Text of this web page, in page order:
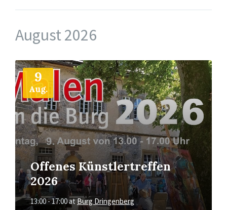
August 2026
9
Aug.
Offenes Künstlertreffen
2026
13:00 - 17:00atBurg Dringenberg
More
Info